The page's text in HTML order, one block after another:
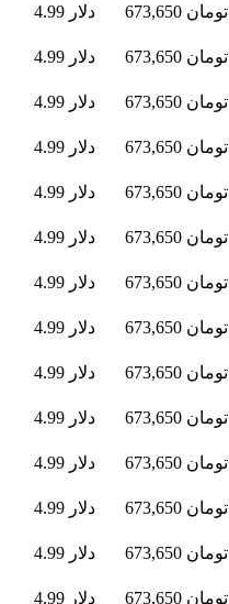
4.99 دلار 673,650 تومان
4.99 دلار 673,650 تومان
4.99 دلار 673,650 تومان
4.99 دلار 673,650 تومان
4.99 دلار 673,650 تومان
4.99 دلار 673,650 تومان
4.99 دلار 673,650 تومان
4.99 دلار 673,650 تومان
4.99 دلار 673,650 تومان
4.99 دلار 673,650 تومان
4.99 دلار 673,650 تومان
4.99 دلار 673,650 تومان
4.99 دلار 673,650 تومان
4.99 دلار 673,650 تومان